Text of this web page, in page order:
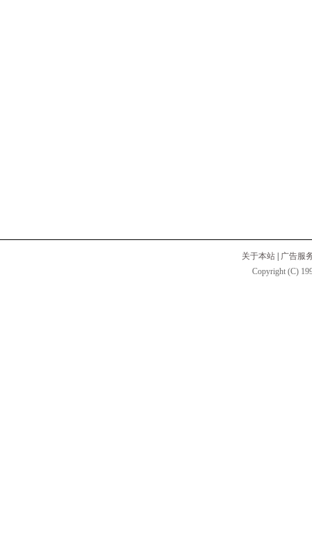
关于本站
广告服
Copyright (C)